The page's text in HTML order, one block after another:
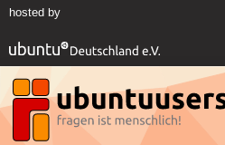
hosted by